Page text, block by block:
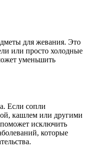
для жевания. Это
или просто холодные
уменьшить
Если сопли
кашлем или другими
исключить
которые